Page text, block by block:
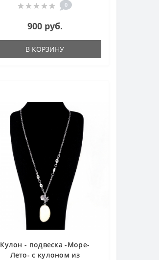
0
900 руб.
В КОРЗИНУ
Кулон - подвеска -Море-
Лето- с кулоном из